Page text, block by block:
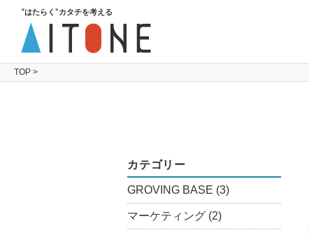
“はたらく”カタチを考える
TOP >
カテゴリー
GROVING BASE (3)
マーケティング (2)